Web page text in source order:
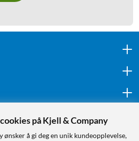
på Kjell & Company
å gi deg en unik kundeopplevelse,